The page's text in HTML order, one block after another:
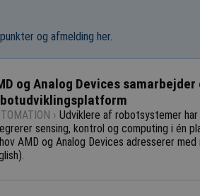
og afmelding her.
og Analog Devices samarbejder
› Udviklere af robotsystemer
sensing, kontrol og computing i én
AMD og Analog Devices adresserer